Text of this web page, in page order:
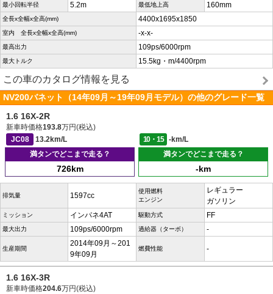
最小回転半径 5.2m 最低地上高 160mm
全長x全幅x全高(mm) 4400x1695x1850
室内 全長x全幅x全高(mm) -x-x-
最高出力 109ps/6000rpm
最大トルク 15.5kg・m/4400rpm
この車のカタログ情報を見る
NV200バネット（14年09月～19年09月モデル）の他のグレード一覧
1.6 16X-2R
新車時価格193.8万円(税込)
JC08
13.2km/L 10・15
-km/L
満タンでどこまで走る？
726km
満タンでどこまで走る？
-km
排気量 1597cc
使用燃料
エンジン
レギュラー
ガソリン
ミッション インパネ4AT 駆動方式 FF
最大出力 109ps/6000rpm 過給器（ターボ） -
生産期間
2014年09月～201
9年09月
燃費性能 -
1.6 16X-3R
新車時価格204.6万円(税込)